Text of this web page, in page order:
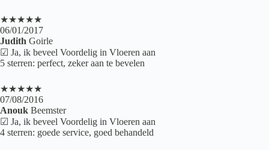
★★★★★
06/01/2017
Judith Goirle
☑ Ja, ik beveel Voordelig in Vloeren aan
5 sterren: perfect, zeker aan te bevelen
★★★★★
07/08/2016
Anouk Beemster
☑ Ja, ik beveel Voordelig in Vloeren aan
4 sterren: goede service, goed behandeld